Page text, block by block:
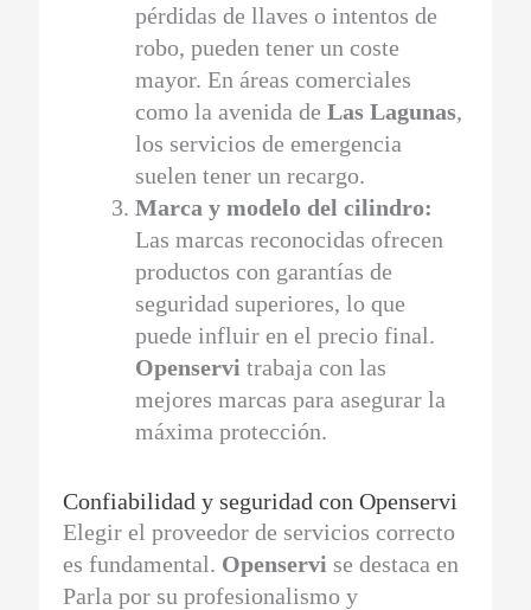
pérdidas de llaves o intentos de
robo, pueden tener un coste
mayor. En áreas comerciales
como la avenida de Las Lagunas,
los servicios de emergencia
suelen tener un recargo.
Marca y modelo del cilindro:
Las marcas reconocidas ofrecen
productos con garantías de
seguridad superiores, lo que
puede influir en el precio final.
Openservi trabaja con las
mejores marcas para asegurar la
máxima protección.
Confiabilidad y seguridad con Openservi
Elegir el proveedor de servicios correcto
es fundamental. Openservi se destaca en
Parla por su profesionalismo y